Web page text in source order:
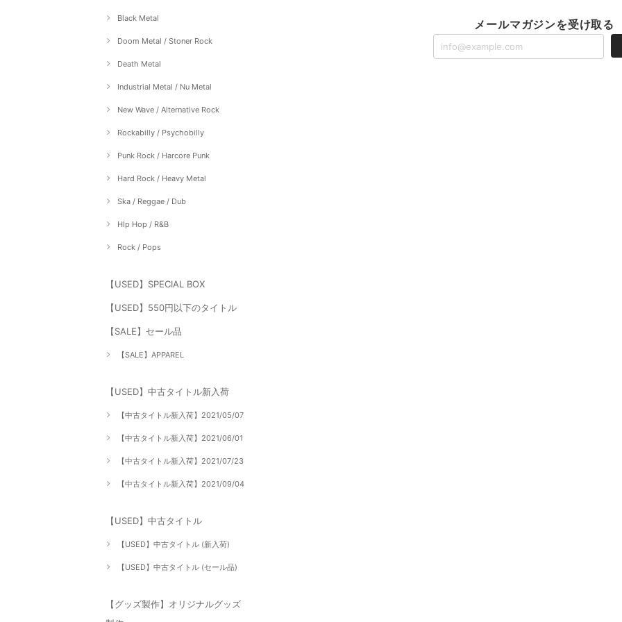
Black Metal
Doom Metal / Stoner Rock
Death Metal
Industrial Metal / Nu Metal
New Wave / Alternative Rock
Rockabilly / Psychobilly
Punk Rock / Harcore Punk
Hard Rock / Heavy Metal
Ska / Reggae / Dub
HIp Hop / R&B
Rock / Pops
【USED】SPECIAL BOX
【USED】550円以下のタイトル
【SALE】セール品
【SALE】APPAREL
【USED】中古タイトル新入荷
【中古タイトル新入荷】2021/05/07
【中古タイトル新入荷】2021/06/01
【中古タイトル新入荷】2021/07/23
【中古タイトル新入荷】2021/09/04
【USED】中古タイトル
【USED】中古タイトル (新入荷)
【USED】中古タイトル (セール品)
【グッズ製作】オリジナルグッズ
メールマガジンを受け取る